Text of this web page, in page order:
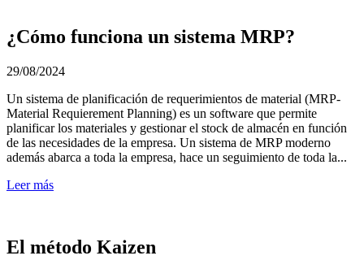
¿Cómo funciona un sistema MRP?
29/08/2024
Un sistema de planificación de requerimientos de material (MRP-
Material Requierement Planning) es un software que permite
planificar los materiales y gestionar el stock de almacén en función
de las necesidades de la empresa. Un sistema de MRP moderno
además abarca a toda la empresa, hace un seguimiento de toda la...
Leer más
El método Kaizen